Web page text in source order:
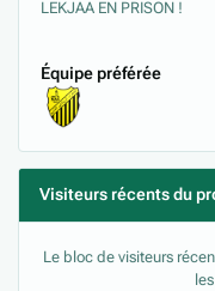
LEKJAA EN PRISON !
Équipe préférée
Visiteurs récents du
Le bloc de visiteurs